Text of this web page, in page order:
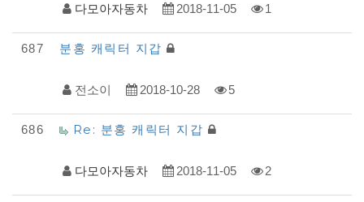
다모아자동차 2018-11-05 1
687 분홍 캐릭터 지갑
전소이 2018-10-28 5
686 Re: 분홍 캐릭터 지갑
다모아자동차 2018-11-05 2